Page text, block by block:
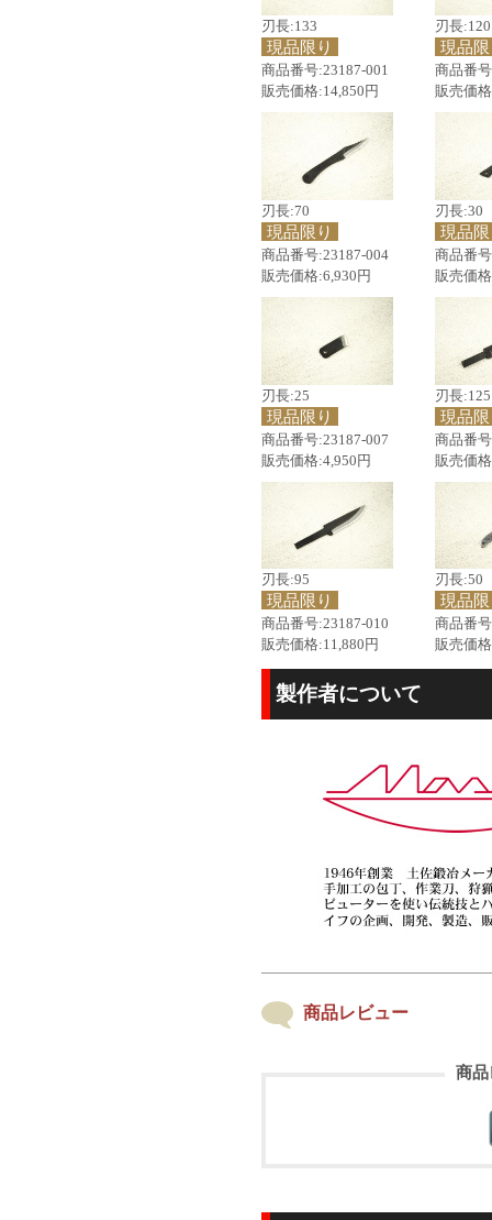
刃長:133
現品限り
商品番号:23187-001
販売価格:14,850円
刃長:120
現品
商品番
販売価
刃長:70
現品限り
商品番号:23187-004
販売価格:6,930円
刃長:30
現品
商品番
販売価
刃長:25
現品限り
商品番号:23187-007
販売価格:4,950円
刃長:125
現品
商品番
販売価
刃長:95
現品限り
商品番号:23187-010
販売価格:11,880円
刃長:50
現品
商品番
販売価
製作者について
商品レビュー
商品